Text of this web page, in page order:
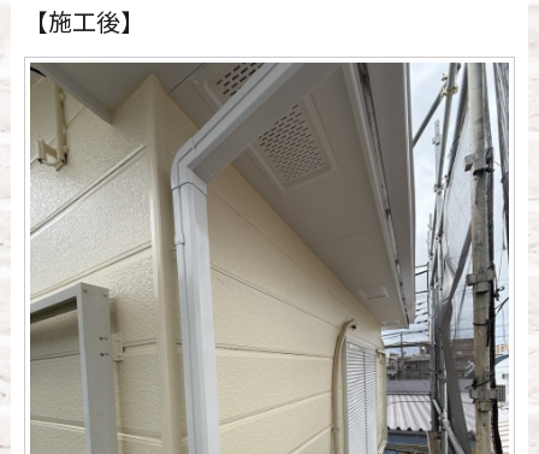
【施工後】